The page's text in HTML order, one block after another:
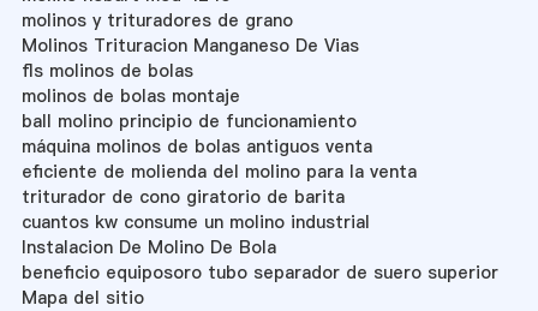
molinos y trituradores de grano
Molinos Trituracion Manganeso De Vias
fls molinos de bolas
molinos de bolas montaje
ball molino principio de funcionamiento
máquina molinos de bolas antiguos venta
eficiente de molienda del molino para la venta
triturador de cono giratorio de barita
cuantos kw consume un molino industrial
Instalacion De Molino De Bola
beneficio equiposoro tubo separador de suero superior
Mapa del sitio